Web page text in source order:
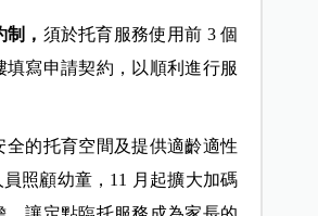
， 須於托育服務使用前 3 個
寫申請契約，以順利進行服
的托育空間及提供適齡適性
照顧幼童，11 月起擴大加碼